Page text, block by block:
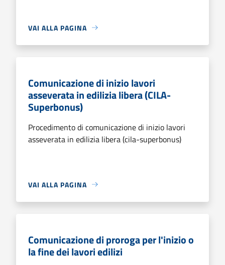
VAI ALLA PAGINA
Comunicazione di inizio lavori
asseverata in edilizia libera (CILA-
Superbonus)
Procedimento di comunicazione di inizio lavori
asseverata in edilizia libera (cila-superbonus)
VAI ALLA PAGINA
Comunicazione di proroga per l'inizio o
la fine dei lavori edilizi